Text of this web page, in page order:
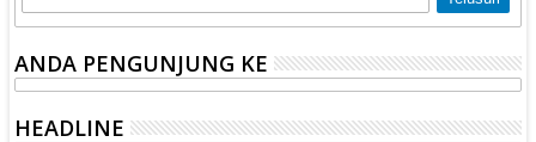
ANDA PENGUNJUNG KE
HEADLINE